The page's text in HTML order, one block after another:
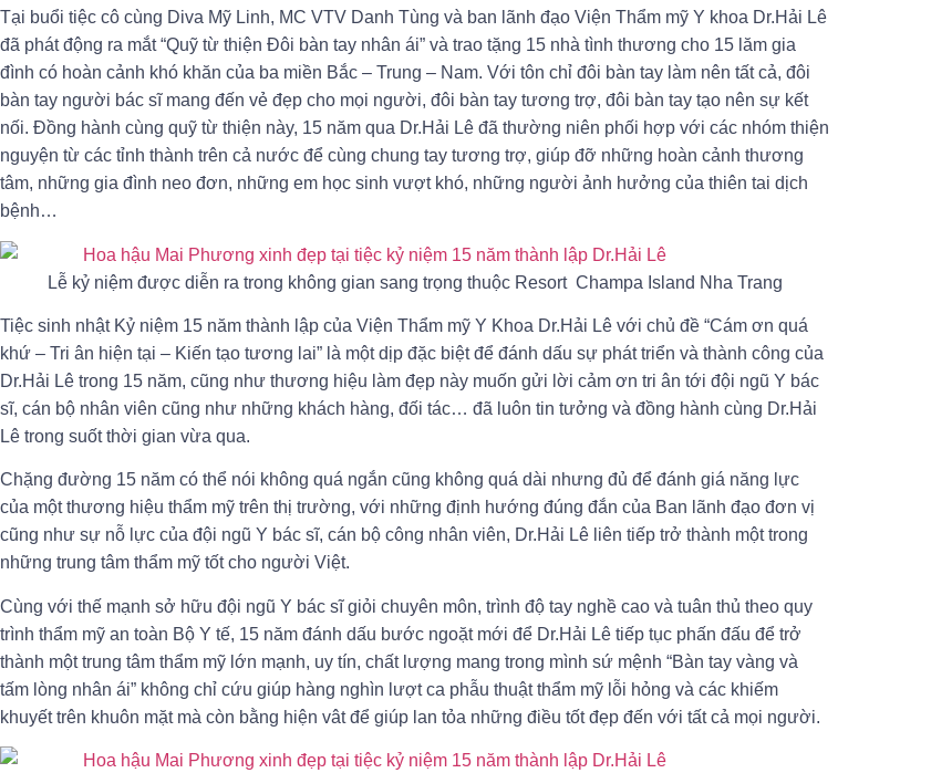
Tại buổi tiệc cô cùng Diva Mỹ Linh, MC VTV Danh Tùng và ban lãnh đạo Viện Thẩm mỹ Y khoa Dr.Hải Lê
đã phát động ra mắt “Quỹ từ thiện Đôi bàn tay nhân ái” và trao tặng 15 nhà tình thương cho 15 lăm gia
đình có hoàn cảnh khó khăn của ba miền Bắc – Trung – Nam. Với tôn chỉ đôi bàn tay làm nên tất cả, đôi
bàn tay người bác sĩ mang đến vẻ đẹp cho mọi người, đôi bàn tay tương trợ, đôi bàn tay tạo nên sự kết
nối. Đồng hành cùng quỹ từ thiện này, 15 năm qua Dr.Hải Lê đã thường niên phối hợp với các nhóm thiện
nguyện từ các tỉnh thành trên cả nước để cùng chung tay tương trợ, giúp đỡ những hoàn cảnh thương
tâm, những gia đình neo đơn, những em học sinh vượt khó, những người ảnh hưởng của thiên tai dịch
bệnh…
Lễ kỷ niệm được diễn ra trong không gian sang trọng thuộc Resort Champa Island Nha Trang
Tiệc sinh nhật Kỷ niệm 15 năm thành lập của Viện Thẩm mỹ Y Khoa Dr.Hải Lê với chủ đề “Cám ơn quá
khứ – Tri ân hiện tại – Kiến tạo tương lai” là một dịp đặc biệt để đánh dấu sự phát triển và thành công của
Dr.Hải Lê trong 15 năm, cũng như thương hiệu làm đẹp này muốn gửi lời cảm ơn tri ân tới đội ngũ Y bác
sĩ, cán bộ nhân viên cũng như những khách hàng, đối tác… đã luôn tin tưởng và đồng hành cùng Dr.Hải
Lê trong suốt thời gian vừa qua.
Chặng đường 15 năm có thể nói không quá ngắn cũng không quá dài nhưng đủ để đánh giá năng lực
của một thương hiệu thẩm mỹ trên thị trường, với những định hướng đúng đắn của Ban lãnh đạo đơn vị
cũng như sự nỗ lực của đội ngũ Y bác sĩ, cán bộ công nhân viên, Dr.Hải Lê liên tiếp trở thành một trong
những trung tâm thẩm mỹ tốt cho người Việt.
Cùng với thế mạnh sở hữu đội ngũ Y bác sĩ giỏi chuyên môn, trình độ tay nghề cao và tuân thủ theo quy
trình thẩm mỹ an toàn Bộ Y tế, 15 năm đánh dấu bước ngoặt mới để Dr.Hải Lê tiếp tục phấn đấu để trở
thành một trung tâm thẩm mỹ lớn mạnh, uy tín, chất lượng mang trong mình sứ mệnh “Bàn tay vàng và
tấm lòng nhân ái” không chỉ cứu giúp hàng nghìn lượt ca phẫu thuật thẩm mỹ lỗi hỏng và các khiếm
khuyết trên khuôn mặt mà còn bằng hiện vât để giúp lan tỏa những điều tốt đẹp đến với tất cả mọi người.